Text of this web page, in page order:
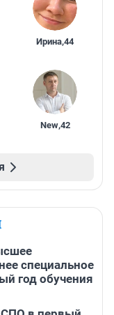
Ирина,44
New,42
специальное
год обучения